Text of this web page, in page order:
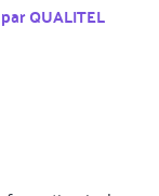
QUALITEL